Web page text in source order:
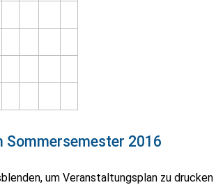
Sommersemester 2016
um Veranstaltungsplan zu drucken